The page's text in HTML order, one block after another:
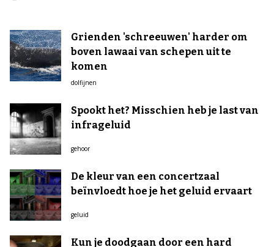
Grienden 'schreeuwen' harder om
boven lawaai van schepen uit te
komen
dolfijnen
Spookt het? Misschien heb je last van
infrageluid
gehoor
De kleur van een concertzaal
beïnvloedt hoe je het geluid ervaart
geluid
Kun je doodgaan door een hard